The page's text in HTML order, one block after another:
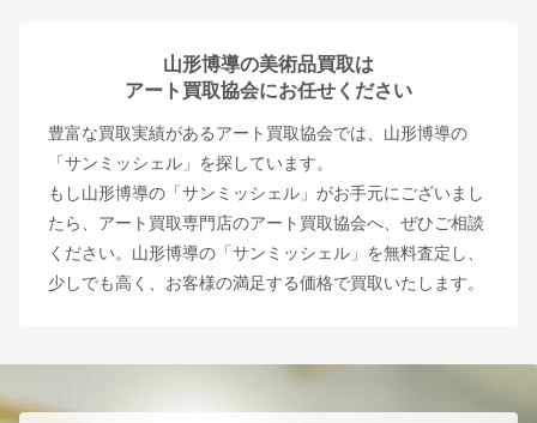
山形博導の美術品買取は
アート買取協会にお任せください
豊富な買取実績があるアート買取協会では、山形博導の
「サンミッシェル」を探しています。
もし山形博導の「サンミッシェル」がお手元にございまし
たら、アート買取専門店のアート買取協会へ、ぜひご相談
ください。山形博導の「サンミッシェル」を無料査定し、
少しでも高く、お客様の満足する価格で買取いたします。